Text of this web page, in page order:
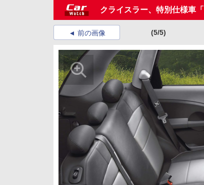
クライスラー、特別仕様車
前の画像 (5/5)